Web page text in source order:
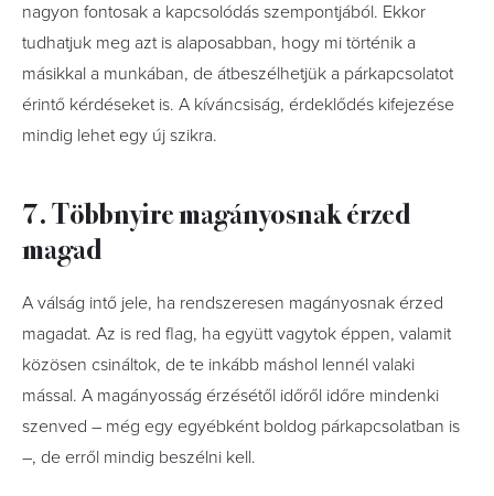
nagyon fontosak a kapcsolódás szempontjából. Ekkor
tudhatjuk meg azt is alaposabban, hogy mi történik a
másikkal a munkában, de átbeszélhetjük a párkapcsolatot
érintő kérdéseket is. A kíváncsiság, érdeklődés kifejezése
mindig lehet egy új szikra.
7. Többnyire magányosnak érzed
magad
A válság intő jele, ha rendszeresen magányosnak érzed
magadat. Az is red flag, ha együtt vagytok éppen, valamit
közösen csináltok, de te inkább máshol lennél valaki
mással. A magányosság érzésétől időről időre mindenki
szenved – még egy egyébként boldog párkapcsolatban is
–, de erről mindig beszélni kell.